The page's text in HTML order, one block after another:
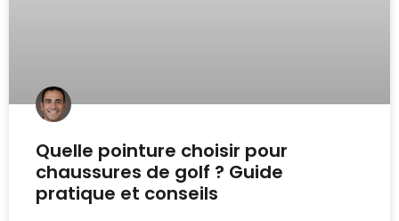
Quelle pointure choisir pour
chaussures de golf ? Guide
pratique et conseils